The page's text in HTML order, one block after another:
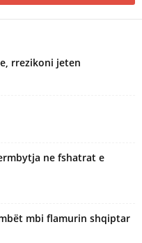
rrezikoni jeten
ne fshatrat e
mbi flamurin shqiptar